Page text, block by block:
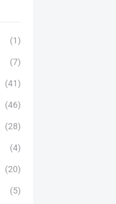
(1)
(7)
(41)
(46)
(28)
(4)
(20)
(5)